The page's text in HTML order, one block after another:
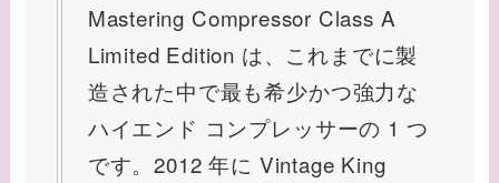
Mastering Compressor Class A
Limited Edition は、これまでに製
造された中で最も希少かつ強力な
ハイエンド コンプレッサーの 1 つ
です。2012 年に Vintage King